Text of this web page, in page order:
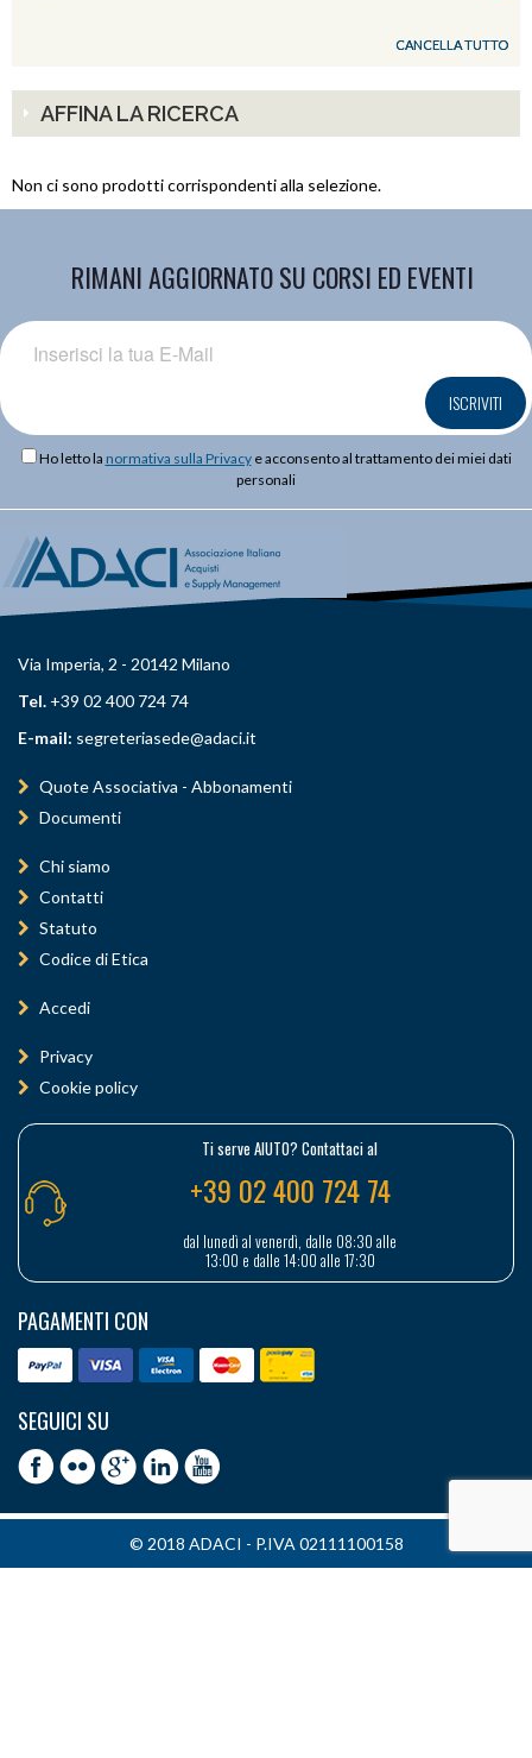
CANCELLA TUTTO
AFFINA LA RICERCA
Non ci sono prodotti corrispondenti alla selezione.
RIMANI AGGIORNATO SU CORSI ED EVENTI
ISCRIVITI
Ho letto la normativa sulla Privacye acconsento al trattamento dei miei dati
personali
Via Imperia, 2 - 20142 Milano
Tel. +39 02 400 724 74
E-mail: segreteriasede@adaci.it
Quote Associativa - Abbonamenti
Documenti
Chi siamo
Contatti
Statuto
Codice di Etica
Accedi
Privacy
Cookie policy
Ti serve AIUTO? Contattaci al
+39 02 400 724 74
dal lunedì al venerdì, dalle 08:30 alle
13:00 e dalle 14:00 alle 17:30
PAGAMENTI CON
SEGUICI SU
© 2018 ADACI - P.IVA 02111100158